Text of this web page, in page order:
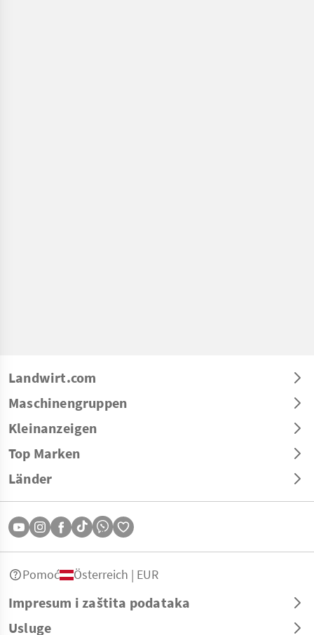
Landwirt.com
Maschinengruppen
Kleinanzeigen
Top Marken
Länder
Impresum i zaštita podataka
Usluge
Pomoć Österreich | EUR